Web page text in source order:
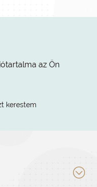
az Ön
kerestem